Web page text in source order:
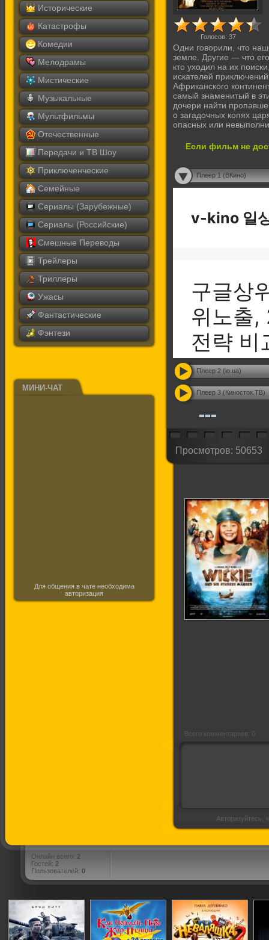
Исторические
Катастрофы
Комедии
Мелодрамы
Мистические
Музыкальные
Мультфильмы
Отечественные
Передачи и ТВ Шоу
Приключенческие
Семейные
Сериалы (Зарубежные)
Сериалы (Российские)
Смешные Переводы
Трейлеры
Триллеры
Ужасы
Фантастические
Фэнтези
МИНИ-ЧАТ
Для общения в чате необходима
авторизация
Голосов: 37
Одни говорили, что
земле. Другие — что
кто уходил на их
искателей
Африканского
самый знаменитый в
дочери найти
о загадочных копях
опасных или
Если фильм не
Плеер 1 (ВКино)
Плеер 2 (io.ua)
Плеер 3 (Киносток.ТВ)
Просмотров: 50653
Всего комментариев: 0
Авторизуйтесь,
Онлайн всего: 2
Гостей: 2
Пользователей: 0